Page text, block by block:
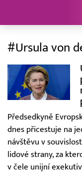
#Ursula von
Předsedkyně
dnes přicestuje na
návštěvu v
lidové strany, za
v čele unijní